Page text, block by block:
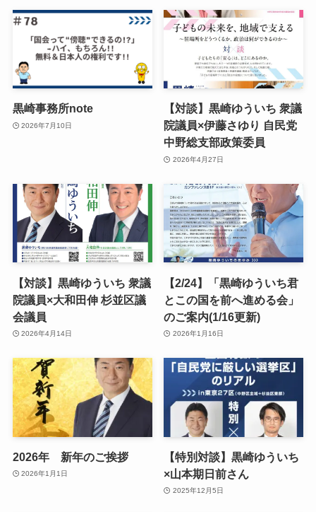
黒崎事務所note
2026年7月10日
【対談】黒崎ゆういち 衆議
院議員×伊藤さゆり 自民党
中野総支部政策委員
2026年4月27日
【対談】黒崎ゆういち 衆議
院議員×大和田伸 杉並区議
会議員
2026年4月14日
【2/24】「黒崎ゆういち君
とこの国を前へ進める会」
のご案内(1/16更新)
2026年1月16日
2026年 新年のご挨拶
2026年1月1日
【特別対談】黒崎ゆういち
×山本期日前さん
2025年12月5日